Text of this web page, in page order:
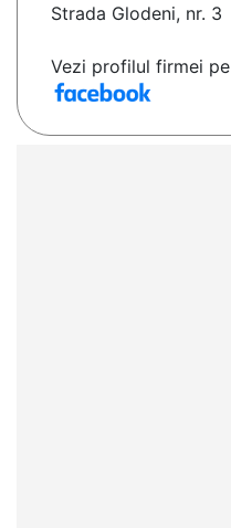
Strada Glodeni, nr. 3
Vezi profilul firmei pe